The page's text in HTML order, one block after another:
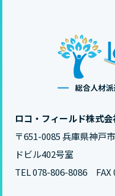
ロコ・フィールド株式会
〒651-0085 兵庫県神戸
ドビル402号室
TEL 078-806-8086 FAX